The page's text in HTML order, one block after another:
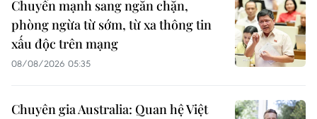
Chuyển mạnh sang ngăn chặn,
phòng ngừa từ sớm, từ xa thông tin
xấu độc trên mạng
08/08/2026 05:35
Chuyên gia Australia: Quan hệ Việt